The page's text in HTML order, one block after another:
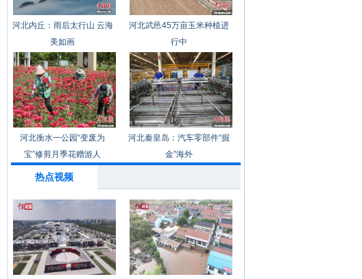
河北内丘：雨后太行山 云海
美如画
河北武邑45万亩玉米种植进
行中
河北衡水一公园“变废为
宝”修剪月季花赠游人
河北秦皇岛：汽车零部件“掘
金”海外
热点视频